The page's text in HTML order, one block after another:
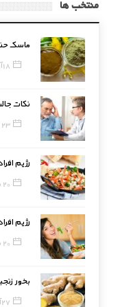
منتخب ها
ماسک
18 آوریل, 2018
نکات
23 سپتامبر, 2017
رژیم
20 سپتامبر, 2017
رژیم
20 سپتامبر, 2017
بخور
27 آگوست, 2017